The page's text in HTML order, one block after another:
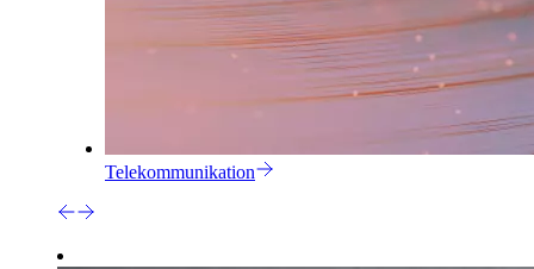
Telekommunikation